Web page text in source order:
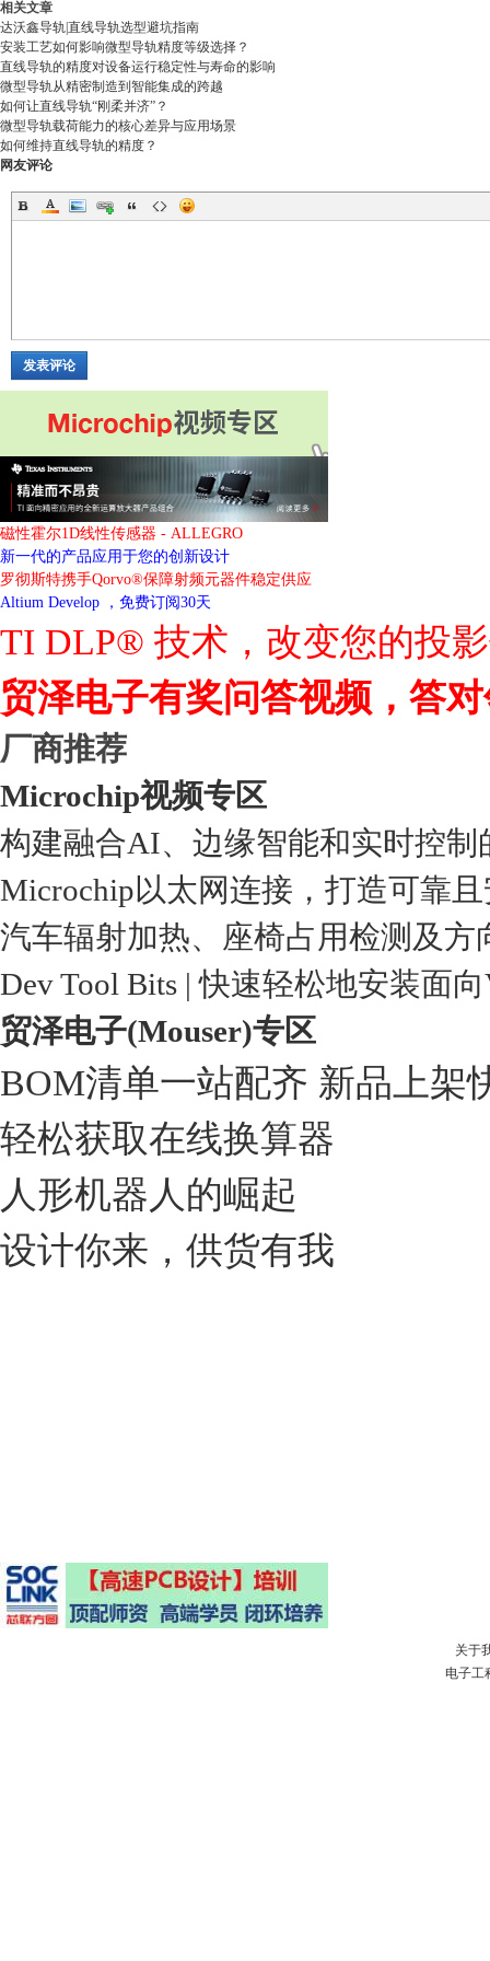
相关文章
达沃鑫导轨|直线导轨选型避坑指南
安装工艺如何影响微型导轨精度等级选择？
直线导轨的精度对设备运行稳定性与寿命的影响
微型导轨从精密制造到智能集成的跨越
如何让直线导轨“刚柔并济”？
微型导轨载荷能力的核心差异与应用场景
如何维持直线导轨的精度？
网友评论
发表评论
磁性霍尔1D线性传感器 - ALLEGRO
新一代的产品应用于您的创新设计
罗彻斯特携手Qorvo®保障射频元器件稳定供应
Altium Develop ，免费订阅30天
TI DLP® 技术，改变您的投
贸泽电子有奖问答视频，答
厂商推荐
Microchip视频专区
构建融合AI、边缘智能和实时控制
Microchip以太网连接，打造可靠
汽车辐射加热、座椅占用检测及
Dev Tool Bits | 快速轻松地安装面
贸泽电子(Mouser)专区
BOM清单一站配齐 新品上架
轻松获取在线换算器
人形机器人的崛起
设计你来，供货有我
关于
电子工